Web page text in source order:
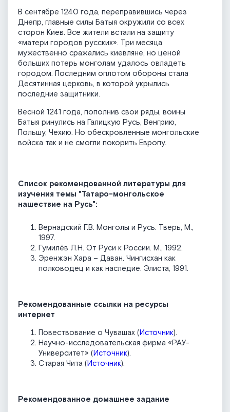
В сентябре 1240 года, переправившись через
Днепр, главные силы Батыя окружили со всех
сторон Киев. Все жители встали на защиту
«матери городов русских». Три месяца
мужественно сражались киевляне, но ценой
больших потерь монголам удалось овладеть
городом. Последним оплотом обороны стала
Десятинная церковь, в которой укрылись
последние защитники.
Весной 1241 года, пополнив свои ряды, воины
Батыя ринулись на Галицкую Русь, Венгрию,
Польшу, Чехию. Но обескровленные монгольские
войска так и не смогли покорить Европу.
Список рекомендованной литературы для
изучения темы "Татаро-монгольское
нашествие на Русь":
Вернадский Г.В. Монголы и Русь. Тверь, М.,
1997.
Гумилёв Л.Н. От Руси к России. М., 1992.
Эренжэн Хара – Даван. Чингисхан как
полководец и как наследие. Элиста, 1991.
Рекомендованные ссылки на ресурсы
интернет
Повествование о Чувашах (Источник).
Научно-исследовательская фирма «РАУ-
Университет» (Источник).
Старая Чита (Источник).
Рекомендованное домашнее задание